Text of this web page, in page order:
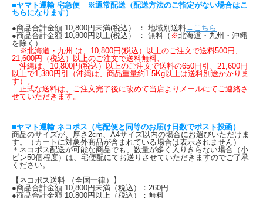
■ヤマト運輸 宅急便 ※通常配送（配送方法のご指定がない場合はこ
ちらになります）
●商品合計金額 10,800円未満(税込） ： 地域別送料→こちら
●商品合計金額 10,800円以上(税込） ： 無料（ ※北海道・九州・沖縄
を除く）
※北海道・九州 は、10,800円(税込）以上のご注文で送料500円、
21,600円（税込）以上のご注文で送料無料、
沖縄は、10,800円(税込）以上のご注文で送料の650円引、21,600円
以上で1,380円引（沖縄は、商品重量約1.5Kg以上は送料別途かかりま
す）。
正式な送料は、ご注文完了後に改めて当店よりメールにてご連絡さ
せていただきます。
■ヤマト運輸 ネコポス（宅配便と同等のお届け日数でポスト投函）
商品のサイズが、厚さ2cm、A4サイズ以内の場合にお選びいただけま
す。（カートに対象外商品が含まれている場合は表示されません）
＊ネコポス配送が可能な商品でも、数量が多く入りきらない場合（小
ビン50個程度）は、宅便配にてお送りさせていただきますのでご了承
ください。
【ネコポス送料 （全国一律）】
●商品合計金額 10,800円未満（税込）：260円
●商品合計金額 10,800円以上（税込）：無料